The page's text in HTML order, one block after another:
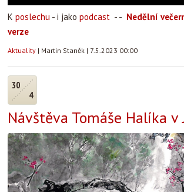
K poslechu - i jako podcast - - Nedělní
verze
Aktuality | Martin Staněk | 7.5.2023 00:00
30
4
Návštěva Tomáše Halíka v